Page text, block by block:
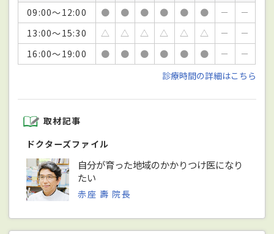
09:00～12:00
● ● ● ● ● ● －
－
13:00～15:30
△ △ △ △ △ △ －
－
16:00～19:00
● ● ● ● ● ● －
－
診療時間の詳細はこちら
取材記事
ドクターズファイル
自分が育った地域のかかりつけ医になり
たい
赤座 壽 院長